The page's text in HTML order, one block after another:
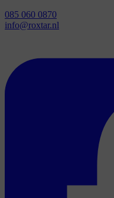
085 060 0870
info@roxtar.nl